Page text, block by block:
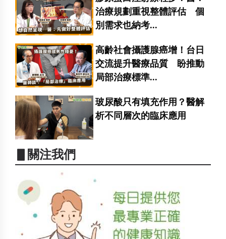
治療規劃重視整體評估 個
別需求也納考...
高齡社會攝護腺癌增！台日
交流提升醫療品質 盼推動
局部治療標準...
玻尿酸只有填充作用？醫解
析不同層次的臨床應用
▋關注我們